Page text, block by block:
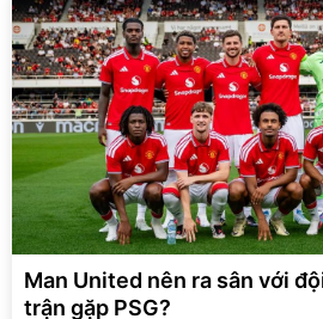
Man United nên ra sân với
trận gặp PSG?